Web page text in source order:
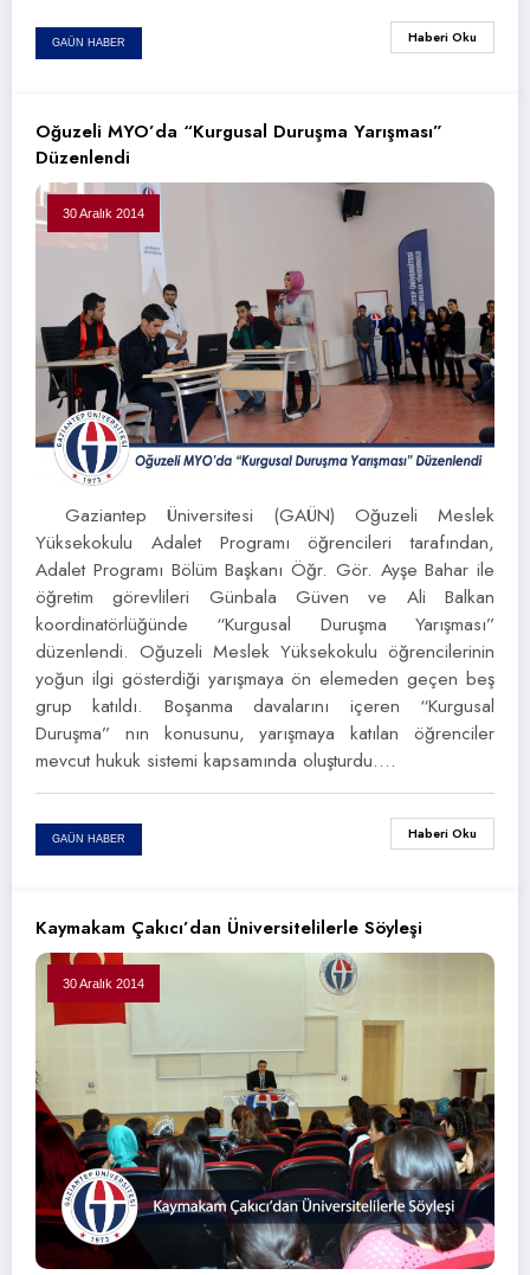
GAÜN HABER Haberi Oku
Oğuzeli MYO’da “Kurgusal Duruşma Yarışması”
Düzenlendi
30 Aralık 2014
Gaziantep Üniversitesi (GAÜN) Oğuzeli Meslek
Yüksekokulu Adalet Programı öğrencileri tarafından,
Adalet Programı Bölüm Başkanı Öğr. Gör. Ayşe Bahar ile
öğretim görevlileri Günbala Güven ve Ali Balkan
koordinatörlüğünde “Kurgusal Duruşma Yarışması”
düzenlendi. Oğuzeli Meslek Yüksekokulu öğrencilerinin
yoğun ilgi gösterdiği yarışmaya ön elemeden geçen beş
grup katıldı. Boşanma davalarını içeren “Kurgusal
Duruşma” nın konusunu, yarışmaya katılan öğrenciler
mevcut hukuk sistemi kapsamında oluşturdu.…
GAÜN HABER Haberi Oku
Kaymakam Çakıcı’dan Üniversitelilerle Söyleşi
30 Aralık 2014